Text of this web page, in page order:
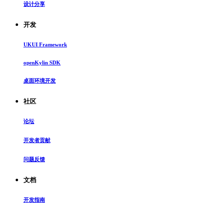
设计分享
开发
UKUI Framework
openKylin SDK
桌面环境开发
社区
论坛
开发者贡献
问题反馈
文档
开发指南